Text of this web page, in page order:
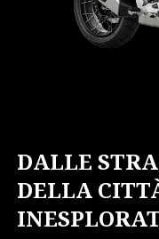
DALLE
DELLA